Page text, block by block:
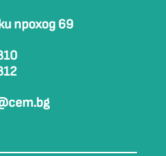
проход 69